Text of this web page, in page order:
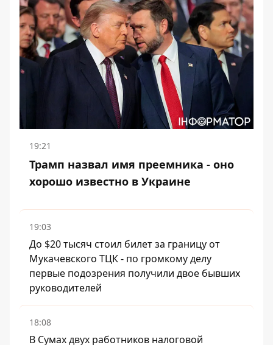
19:21
Трамп назвал имя преемника - оно
хорошо известно в Украине
19:03
До $20 тысяч стоил билет за границу от
Мукачевского ТЦК - по громкому делу
первые подозрения получили двое бывших
руководителей
18:08
В Сумах двух работников налоговой